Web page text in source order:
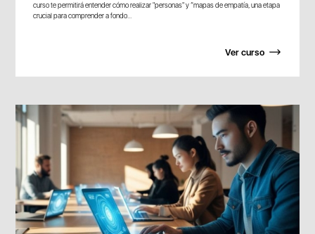
curso te permitirá entender cómo realizar "personas" y “mapas de empatía, una etapa
crucial para comprender a fondo...
Ver curso